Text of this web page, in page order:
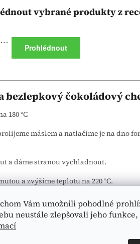
Vám umožnili pohodlné
neustále zlepšovali jeho
vybrané produkty z
bezlepkový čokoládový
180 °C
máslem a natlačíme je na dno
a dáme stranou vychladnout.
a zvýšíme teplotu na 220 °C.
sýr a tvaroh a necháme, na
a necháme robot pomalu pracovat.
puding.